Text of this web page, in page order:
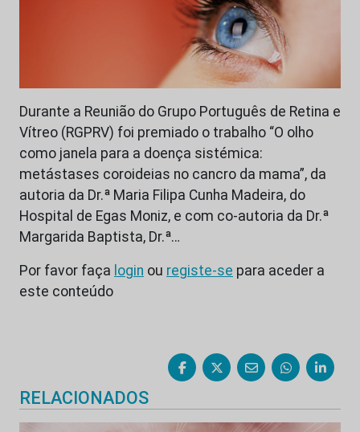
Durante a Reunião do Grupo Português de Retina e
Vítreo (RGPRV) foi premiado o trabalho “O olho
como janela para a doença sistémica:
metástases coroideias no cancro da mama”, da
autoria da Dr.ª Maria Filipa Cunha Madeira, do
Hospital de Egas Moniz, e com co-autoria da Dr.ª
Margarida Baptista, Dr.ª…
Por favor faça login ou registe-se para aceder a
este conteúdo
RELACIONADOS